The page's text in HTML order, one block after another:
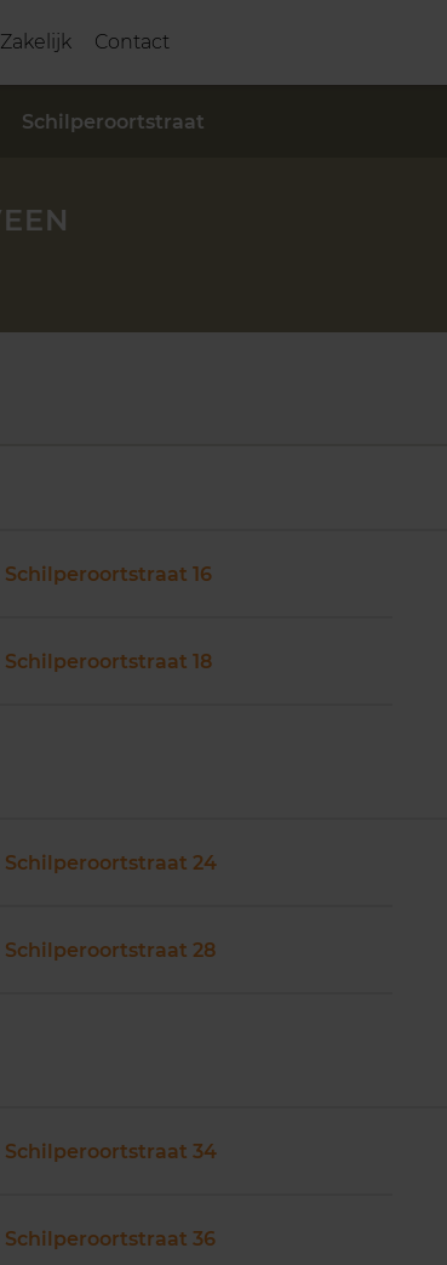
Zakelijk Contact
Schilperoortstraat
Schilperoortstraat 16
Schilperoortstraat 18
Schilperoortstraat 24
Schilperoortstraat 28
Schilperoortstraat 34
Schilperoortstraat 36